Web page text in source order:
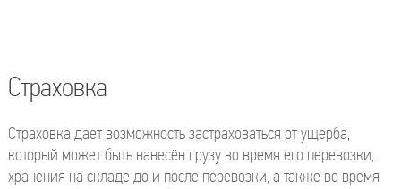
Страховка
Страховка дает возможность застраховаться от ущерба,
который может быть нанесён грузу во время его перевозки,
хранения на складе до и после перевозки, а также во время